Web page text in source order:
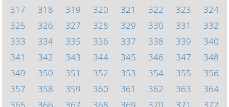
317
318 319 320 321 322 323
324
325
326 327 328 329 330 331
332
333
334 335 336 337 338 339
340
341
342 343 344 345 346 347
348
349
350 351 352 353 354 355
356
357
358 359 360 361 362 363
364